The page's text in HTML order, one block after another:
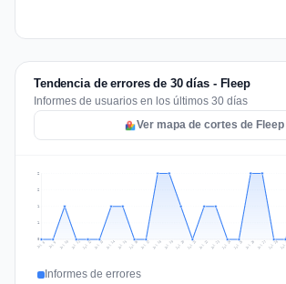
Tendencia de errores de 30 días - Fleep
Informes de usuarios en los últimos 30 días
Ver mapa de cortes de Fleep
1
1
2
2
Jul 8 Jul 9 Jul 10 Jul 11 Jul 12 Jul 13 Jul 14 Jul 15 Jul 16 Jul 17 Jul 18 Jul 19 Jul 20 Jul 21 Jul 22 Jul 23 Jul 24 Jul 25 Jul 26 Jul 27 Jul 28 Jul
Informes de errores